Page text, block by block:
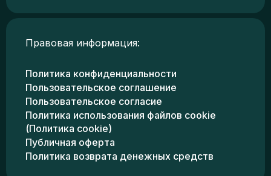
Правовая информация:
Политика конфиденциальности
Пользовательское соглашение
Пользовательское согласие
Политика использования файлов cookie
(Политика cookie)
Публичная оферта
Политика возврата денежных средств